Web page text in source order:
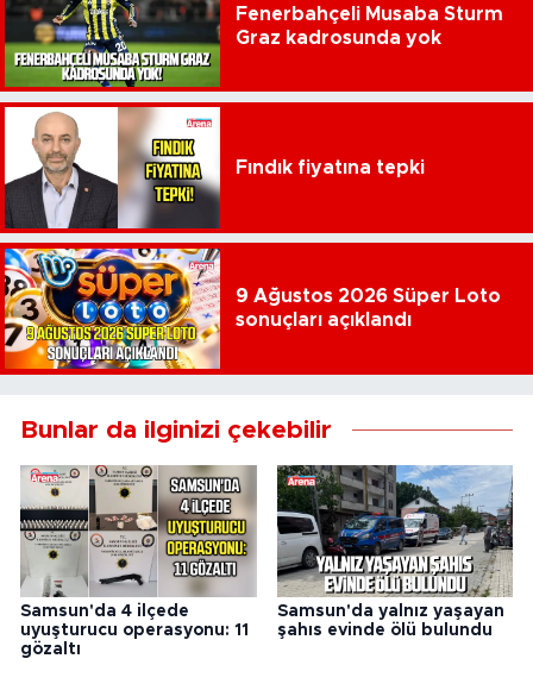
Fenerbahçeli Musaba Sturm
Graz kadrosunda yok
Fındık fiyatına tepki
9 Ağustos 2026 Süper Loto
sonuçları açıklandı
Bunlar da ilginizi çekebilir
Samsun'da 4 ilçede
uyuşturucu operasyonu: 11
gözaltı
Samsun'da yalnız yaşayan
şahıs evinde ölü bulundu